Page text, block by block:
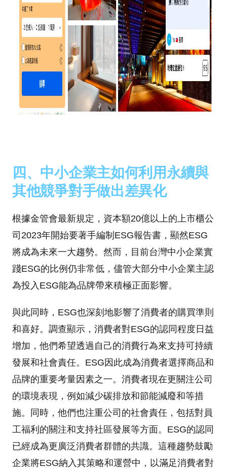
四、中小企業主如何利用永續與
其他競爭對手做出差異化
根據金管會最新規定，資本額20億以上的上市櫃公
司2023年開始要著手編制ESG報告書，顯然ESG
將成為未來一大趨勢。然而，目前台灣中小企業實
踐ESG的比例仍非常低，儘管大部分中小企業主認
為投入ESG能為品牌帶來積極正面影響。
與此同時，ESG也深刻地影響了消費者的購買準則
和喜好。調查顯示，消費者對ESG的認同程度日益
增加，他們希望透過自己的消費行為來支持可持續
發展和社會責任。ESG因此成為消費者選擇商品和
品牌的重要考量因素之一。消費者現在更關注公司
的環境表現，例如減少碳排放和節能減廢和等措
施。同時，他們也注重公司的社會責任，包括對員
工福利的關注和支持社區發展等方面。ESG的認同
已經成為更廣泛消費者群體的共識。這種趨勢鼓勵
企業將ESG納入其策略和運營中，以滿足消費者對